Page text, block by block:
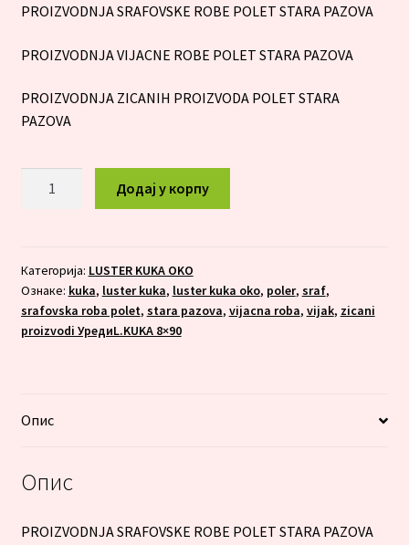
PROIZVODNJA SRAFOVSKE ROBE POLET STARA PAZOVA
PROIZVODNJA VIJACNE ROBE POLET STARA PAZOVA
PROIZVODNJA ZICANIH PROIZVODA POLET STARA
PAZOVA
количина
Додај у корпу
Категорија: LUSTER KUKA OKO
Ознаке: kuka, luster kuka, luster kuka oko, poler, sraf,
srafovska roba polet, stara pazova, vijacna roba, vijak, zicani
proizvodi УредиL.KUKA 8×90
Опис
Опис
PROIZVODNJA SRAFOVSKE ROBE POLET STARA PAZOVA